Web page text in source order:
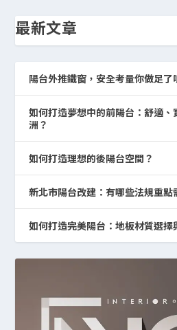
最新文章
陽台外推鐵窗，安全考量你做足了
如何打造夢想中的前陽台：舒適
洲？
如何打造理想的後陽台空間？
新北市陽台改建：有哪些法規重點
如何打造完美陽台：地板材質選擇